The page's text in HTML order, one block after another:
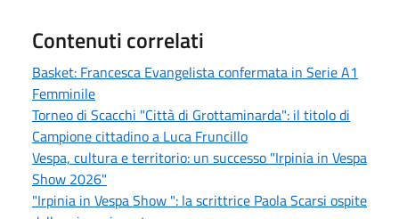
Contenuti correlati
Basket: Francesca Evangelista confermata in Serie A1
Femminile
Torneo di Scacchi "Città di Grottaminarda": il titolo di
Campione cittadino a Luca Fruncillo
Vespa, cultura e territorio: un successo "Irpinia in Vespa
Show 2026"
"Irpinia in Vespa Show ": la scrittrice Paola Scarsi ospite